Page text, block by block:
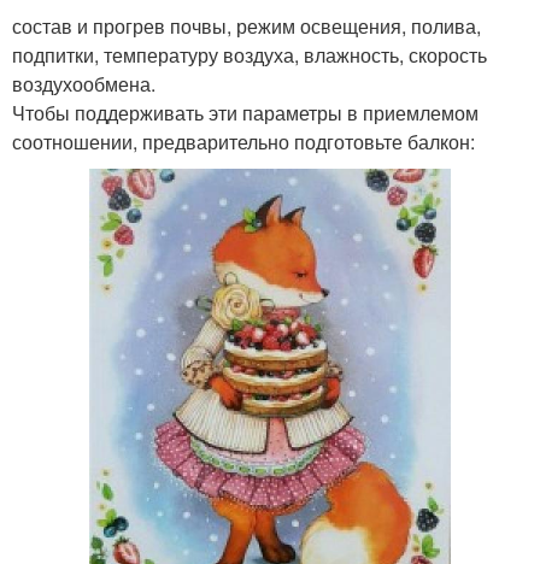
состав и прогрев почвы, режим освещения, полива,
подпитки, температуру воздуха, влажность, скорость
воздухообмена.
Чтобы поддерживать эти параметры в приемлемом
соотношении, предварительно подготовьте балкон: